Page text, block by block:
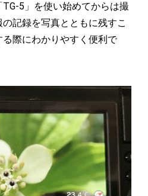
5」を使い始めてからは撮
記録を写真とともに残すこ
際にわかりやすく便利で